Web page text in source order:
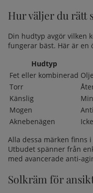
Hur väljer du rätt
Din hudtyp avgör vilken
fungerar bäst. Här är en
Hudtyp
Fet eller kombinerad
Torr
Känslig
Mogen
Aknebenägen
Alla dessa märken finns i
Utbudet spänner från
med avancerade anti-
Solkräm för